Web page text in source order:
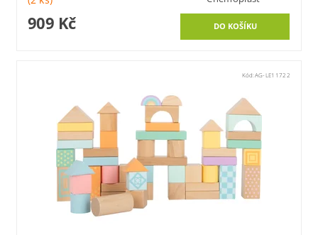
909 Kč
Kód: AG-LE11722